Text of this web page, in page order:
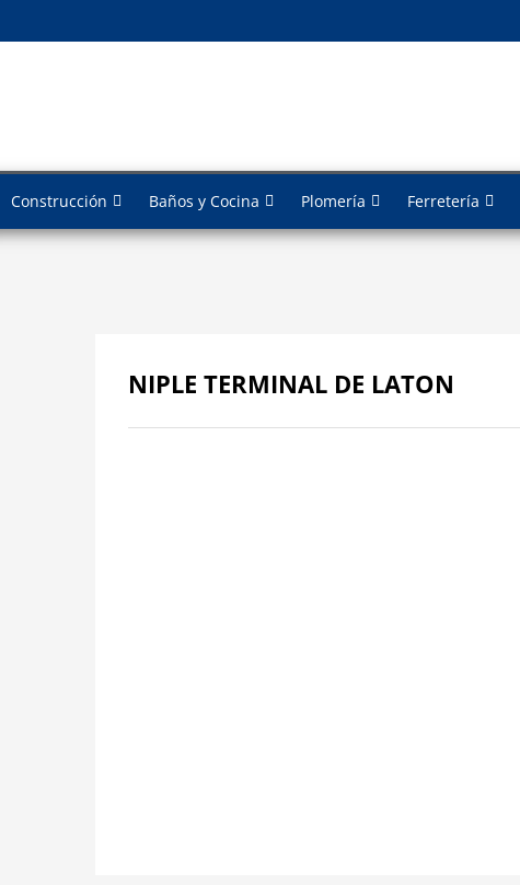
Construcción Baños y Cocina Plomería Ferretería
NIPLE TERMINAL DE LATON